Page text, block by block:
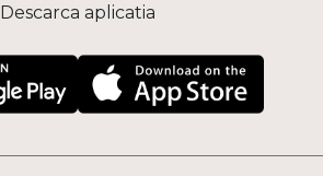
Descarca aplicatia